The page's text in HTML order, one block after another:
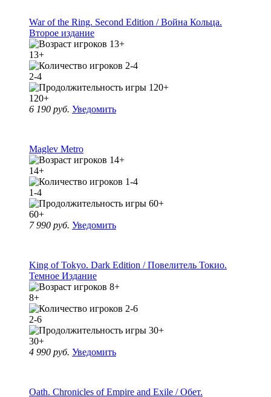
War of the Ring. Second Edition / Война Кольца.
Второе издание
13+
2-4
120+
6 190 руб. Уведомить
Maglev Metro
14+
1-4
60+
7 990 руб. Уведомить
King of Tokyo. Dark Edition / Повелитель Токио.
Темное Издание
8+
2-6
30+
4 990 руб. Уведомить
Oath. Chronicles of Empire and Exile / Обет.